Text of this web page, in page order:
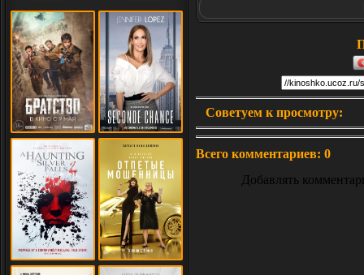
Советуем к просмотру:
Всего комментариев: 0
Добавлять